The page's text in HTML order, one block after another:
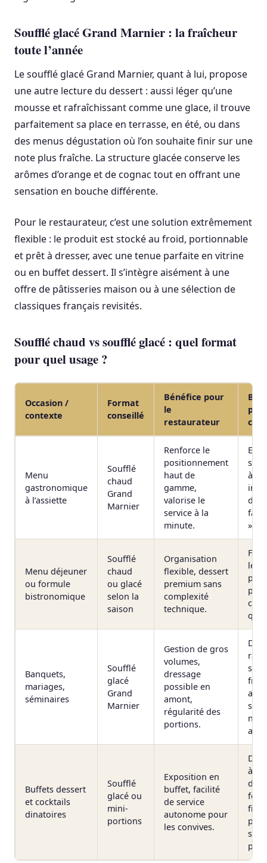
Soufflé glacé Grand Marnier : la fraîcheur
toute l’année
Le soufflé glacé Grand Marnier, quant à lui, propose
une autre lecture du dessert : aussi léger qu’une
mousse et rafraîchissant comme une glace, il trouve
parfaitement sa place en terrasse, en été, ou dans
des menus dégustation où l’on souhaite finir sur une
note plus fraîche. La structure glacée conserve les
arômes d’orange et de cognac tout en offrant une
sensation en bouche différente.
Pour le restaurateur, c’est une solution extrêmement
flexible : le produit est stocké au froid, portionnable
et prêt à dresser, avec une tenue parfaite en vitrine
ou en buffet dessert. Il s’intègre aisément à une
offre de pâtisseries maison ou à une sélection de
classiques français revisités.
Soufflé chaud vs soufflé glacé : quel format
pour quel usage ?
Occasion /
contexte
Format
conseillé
Bénéfice pour
le
restaurateur
Menu
gastronomique
à l’assiette
Soufflé
chaud
Grand
Marnier
Renforce le
positionnement
haut de
gamme,
valorise le
service à la
minute.
Effet
à
de
fait
».
Menu déjeuner
ou formule
bistronomique
Soufflé
chaud
ou glacé
selon la
saison
Organisation
flexible, dessert
premium sans
complexité
technique.
Fin
Banquets,
mariages,
séminaires
Soufflé
glacé
Grand
Marnier
Gestion de gros
volumes,
dressage
possible en
amont,
régularité des
portions.
au
Buffets dessert
et cocktails
dinatoires
Soufflé
glacé ou
mini-
portions
Exposition en
buffet, facilité
de service
autonome pour
les convives.
à la